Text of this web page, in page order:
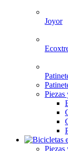
Joyor
Piezas
Piezas